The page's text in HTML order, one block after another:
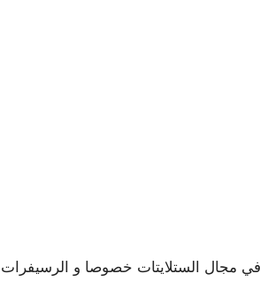
في مجال الستلايتات خصوصا و الرسيفرات